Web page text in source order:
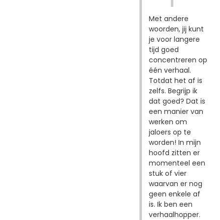
Met andere
woorden, jij kunt
je voor langere
tijd goed
concentreren op
één verhaal.
Totdat het af is
zelfs. Begrijp ik
dat goed? Dat is
een manier van
werken om
jaloers op te
worden! In mijn
hoofd zitten er
momenteel een
stuk of vier
waarvan er nog
geen enkele af
is. Ik ben een
verhaalhopper.